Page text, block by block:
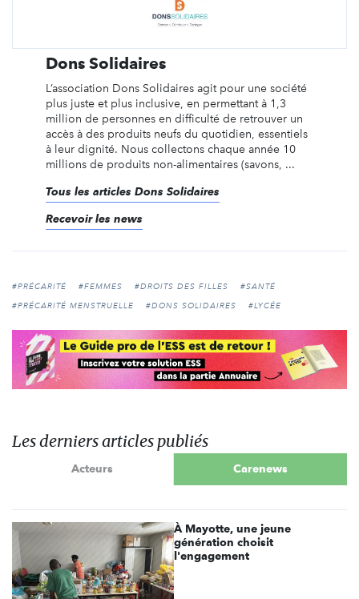
Dons Solidaires
L’association Dons Solidaires agit pour une société
plus juste et plus inclusive, en permettant à 1,3
million de personnes en difficulté de retrouver un
accès à des produits neufs du quotidien, essentiels
à leur dignité. Nous collectons chaque année 10
millions de produits non-alimentaires (savons, ...
Tous les articles Dons Solidaires
Recevoir les news
#PRÉCARITÉ #FEMMES #DROITS DES FILLES
#SANTÉ
#PRÉCARITÉ MENSTRUELLE
#DONS SOLIDAIRES #LYCÉE
Les derniers articles publiés
Acteurs Carenews
À Mayotte, une jeune
génération choisit
l'engagement